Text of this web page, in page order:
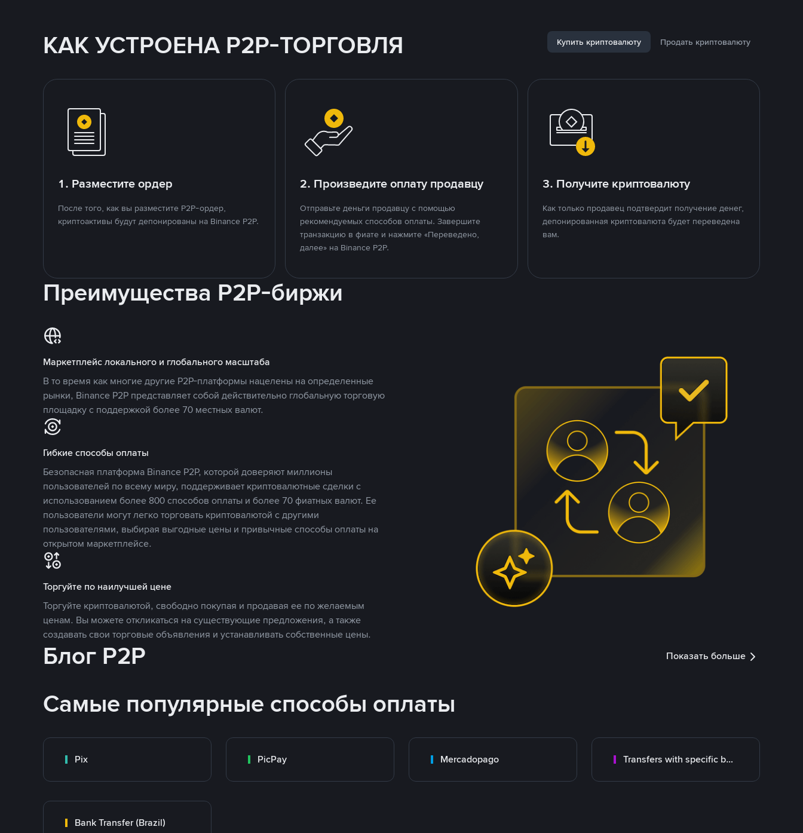
КАК УСТРОЕНА P2P-ТОРГОВЛЯ Купить криптовалюту Продать криптовалюту
1. Разместите ордер
После того, как вы разместите P2P-ордер,
криптоактивы будут депонированы на Binance P2P.
2. Произведите оплату продавцу
Отправьте деньги продавцу с помощью
рекомендуемых способов оплаты. Завершите
транзакцию в фиате и нажмите «Переведено,
далее» на Binance P2P.
3. Получите криптовалюту
Как только продавец подтвердит получение денег,
депонированная криптовалюта будет переведена
вам.
Преимущества P2P-биржи
Маркетплейс локального и глобального масштаба
В то время как многие другие P2P-платформы нацелены на определенные
рынки, Binance P2P представляет собой действительно глобальную торговую
площадку с поддержкой более 70 местных валют.
Гибкие способы оплаты
Безопасная платформа Binance P2P, которой доверяют миллионы
пользователей по всему миру, поддерживает криптовалютные сделки с
использованием более 800 способов оплаты и более 70 фиатных валют. Ее
пользователи могут легко торговать криптовалютой с другими
пользователями, выбирая выгодные цены и привычные способы оплаты на
открытом маркетплейсе.
Торгуйте по наилучшей цене
Торгуйте криптовалютой, свободно покупая и продавая ее по желаемым
ценам. Вы можете откликаться на существующие предложения, а также
создавать свои торговые объявления и устанавливать собственные цены.
Блог P2P Показать больше
Самые популярные способы оплаты
Pix PicPay Mercadopago Transfers with specific bank
Bank Transfer (Brazil)